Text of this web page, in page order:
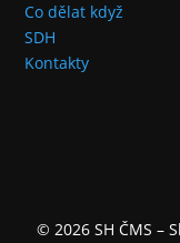
Co dělat když
SDH
Kontakty
© 2026 SH ČMS –